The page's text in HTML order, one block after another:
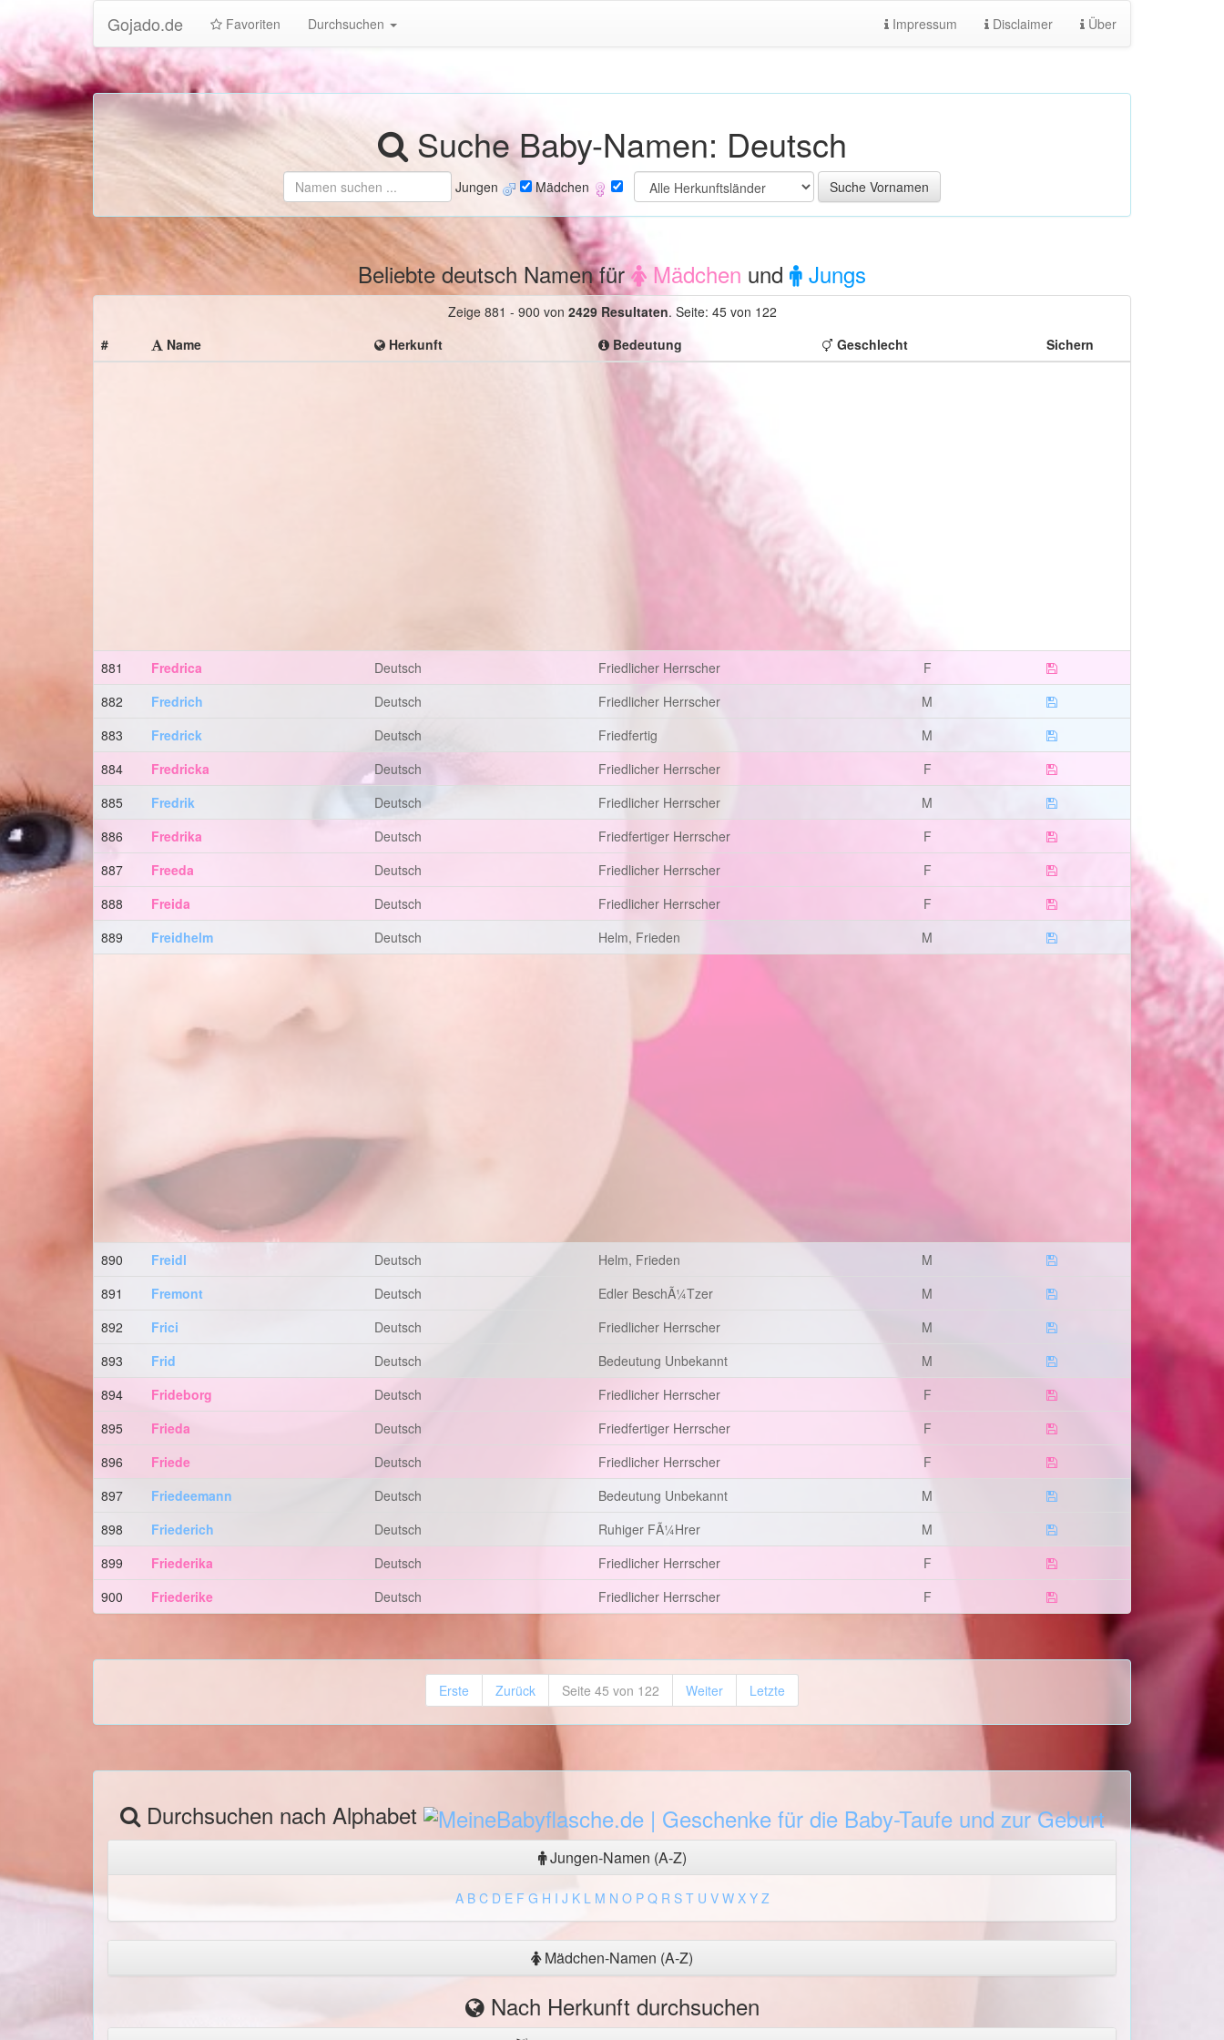
Gojado.de Favoriten Durchsuchen Impressum Disclaimer Über
Suche Baby-Namen: Deutsch
Jungen Mädchen
Beliebte deutsch Namen für Mädchen und Jungs
Zeige 881 - 900 von 2429 Resultaten. Seite: 45 von 122
#
Name Herkunft Bedeutung Geschlecht Sichern
881 Fredrica Deutsch Friedlicher Herrscher
F
882
Fredrich Deutsch Friedlicher Herrscher
M
883
Fredrick Deutsch Friedfertig
M
884
Fredricka Deutsch Friedlicher Herrscher
F
885
Fredrik Deutsch Friedlicher Herrscher
M
886
Fredrika Deutsch Friedfertiger Herrscher
F
887
Freeda Deutsch Friedlicher Herrscher
F
888
Freida Deutsch Friedlicher Herrscher
F
889
Freidhelm Deutsch Helm, Frieden M
890 Freidl Deutsch Helm, Frieden
M
891
Fremont Deutsch Edler BeschÃ¼tzer
M
892
Frici Deutsch Friedlicher Herrscher
M
893
Frid Deutsch Bedeutung Unbekannt
M
894
Frideborg Deutsch Friedlicher Herrscher
F
895
Frieda Deutsch Friedfertiger Herrscher
F
896
Friede Deutsch Friedlicher Herrscher
F
897
Friedeemann Deutsch Bedeutung Unbekannt
M
898
Friederich Deutsch Ruhiger FÃ¼hrer
M
899
Friederika Deutsch Friedlicher Herrscher
F
900
Friederike Deutsch Friedlicher Herrscher F
Erste Zurück Seite 45 von 122 Weiter Letzte
Durchsuchen nach Alphabet
Jungen-Namen (A-Z)
A B C D E F G H I J K L M N O P Q R S T U V W X Y Z
Mädchen-Namen (A-Z)
Nach Herkunft durchsuchen